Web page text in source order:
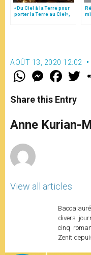
«Du Ciel à la Terre pour
porter la Terre au Ciel»,
AOÛT 13, 2020 12:02
W
t
s
p
p
M
e
s
e
g
e
F
a
e
b
o
k
w
r
Share this Entry
Anne Kurian-
View all articles
divers
cinq
Zenit